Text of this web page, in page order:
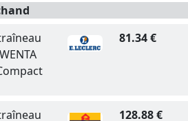
81.34 €
128.88 €